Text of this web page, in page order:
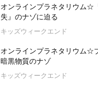
オンラインプラネタリウム☆
失』のナゾに迫る
キッズウィークエンド
オンラインプラネタリウム☆
暗黒物質のナゾ
キッズウィークエンド